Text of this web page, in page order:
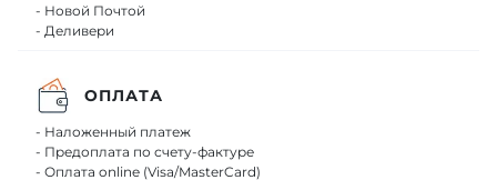
- Новой Почтой
- Деливери
ОПЛАТА
- Наложенный платеж
- Предоплата по счету-фактуре
- Оплата online (Visa/MasterCard)